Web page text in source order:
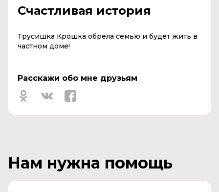
Счастливая история
Трусишка Крошка обрела семью и будет жить в
частном доме!
Расскажи обо мне друзьям
Нам нужна помощь